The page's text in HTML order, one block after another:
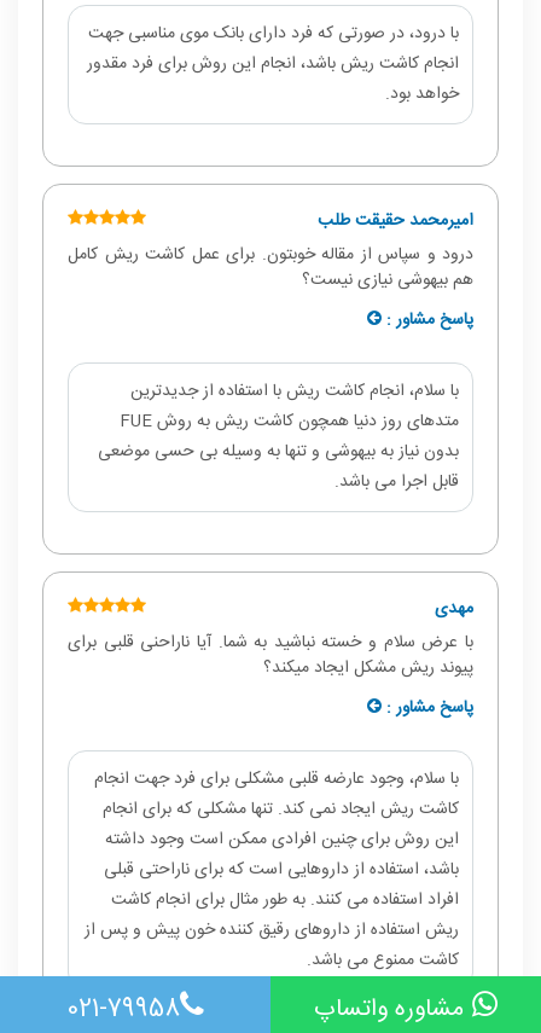
با درود، در صورتی که فرد دارای بانک موی مناسبی جهت
انجام کاشت ریش باشد، انجام این روش برای فرد مقدور
خواهد بود.
امیرمحمد حقیقت طلب
درود و سپاس از مقاله خوبتون. برای عمل کاشت ریش کامل
هم بیهوشی نیازی نیست؟
پاسخ مشاور :
با سلام، انجام کاشت ریش با استفاده از جدیدترین
متدهای روز دنیا همچون کاشت ریش به روش FUE
بدون نیاز به بیهوشی و تنها به وسیله بی حسی موضعی
قابل اجرا می باشد.
مهدی
با عرض سلام و خسته نباشید به شما. آیا ناراحنی قلبی برای
پیوند ریش مشکل ایجاد میکند؟
پاسخ مشاور :
با سلام، وجود عارضه قلبی مشکلی برای فرد جهت انجام
کاشت ریش ایجاد نمی کند. تنها مشکلی که برای انجام
این روش برای چنین افرادی ممکن است وجود داشته
باشد، استفاده از داروهایی است که برای ناراحتی قبلی
افراد استفاده می کنند. به طور مثال برای انجام کاشت
ریش استفاده از داروهای رقیق کننده خون پیش و پس از
کاشت ممنوع می باشد.
مشاوره واتساپ 021-79958